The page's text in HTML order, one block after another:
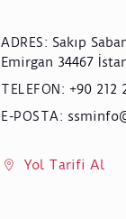
ADRES: Sakıp
Emirgan 34467
TELEFON : +90 212
E-POSTA:
Yol Tarifi Al